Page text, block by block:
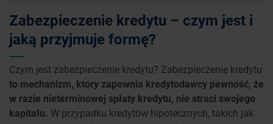
Zabezpieczenie kredytu – czym jest i
jaką przyjmuje formę?
Czym jest zabezpieczenie kredytu? Zabezpieczenie kredytu
to mechanizm, który zapewnia kredytodawcy pewność, że
w razie nieterminowej spłaty kredytu, nie straci swojego
kapitału. W przypadku kredytów hipotecznych, takich jak